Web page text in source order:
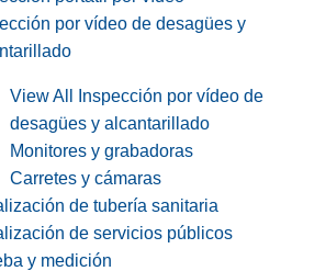
por vídeo de desagües y
View All Inspección por vídeo de
desagües y alcantarillado
Monitores y grabadoras
Carretes y cámaras
de tubería sanitaria
de servicios públicos
y medición